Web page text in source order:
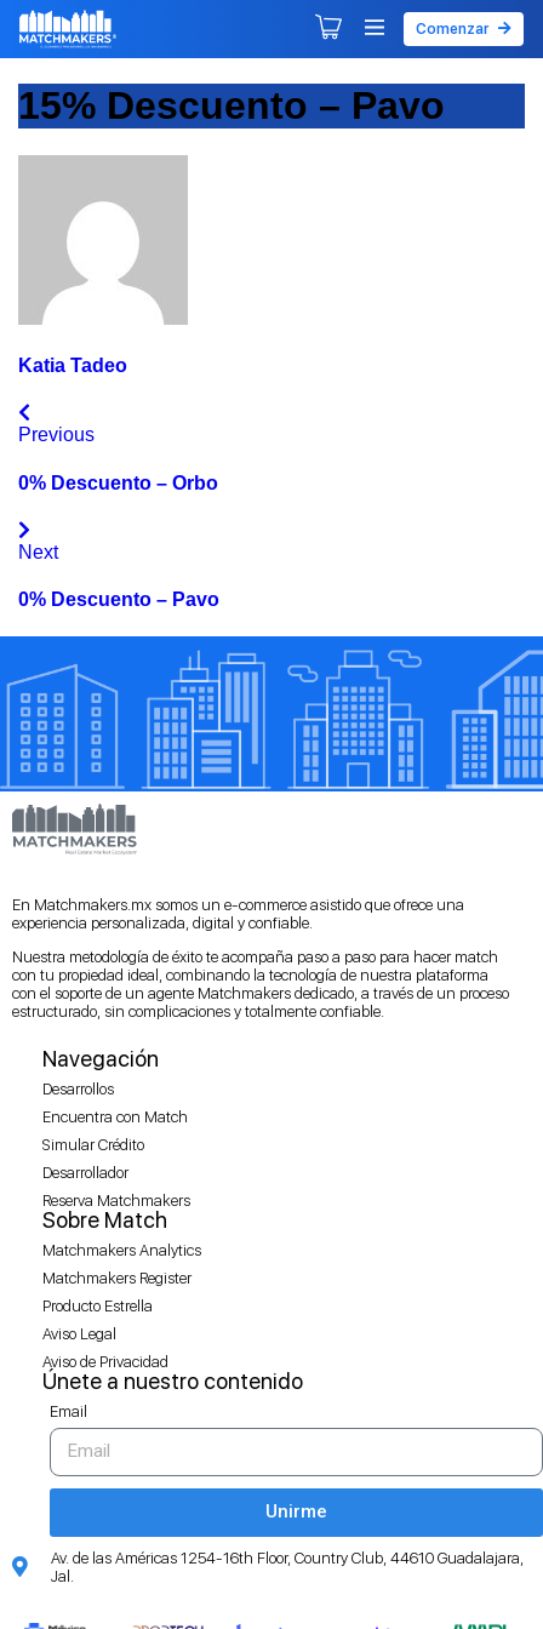
Comenzar
15% Descuento – Pavo
Katia Tadeo
Previous
0% Descuento – Orbo
Next
0% Descuento – Pavo
En Matchmakers.mx somos un e-commerce asistido que ofrece una
experiencia personalizada, digital y confiable.
Nuestra metodología de éxito te acompaña paso a paso para hacer match
con tu propiedad ideal, combinando la tecnología de nuestra plataforma
con el soporte de un agente Matchmakers dedicado, a través de un proceso
estructurado, sin complicaciones y totalmente confiable.
Navegación
Desarrollos
Encuentra con Match
Simular Crédito
Desarrollador
Reserva Matchmakers
Sobre Match
Matchmakers Analytics
Matchmakers Register
Producto Estrella
Aviso Legal
Aviso de Privacidad
Únete a nuestro contenido
Email
Unirme
Av. de las Américas 1254-16th Floor, Country Club, 44610 Guadalajara,
Jal.